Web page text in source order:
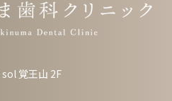
覚王山 2F